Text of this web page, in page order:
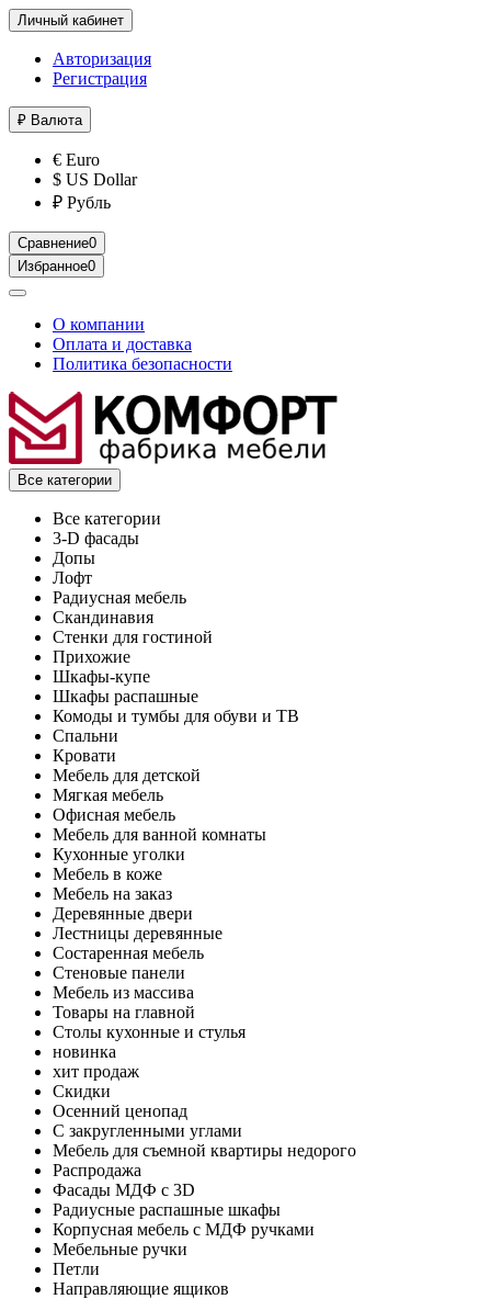
Личный кабинет
Авторизация
Регистрация
₽ Валюта
€ Euro
$ US Dollar
₽ Рубль
Сравнение0
Избранное0
О компании
Оплата и доставка
Политика безопасности
Все категории
Все категории
3-D фасады
Допы
Лофт
Радиусная мебель
Скандинавия
Стенки для гостиной
Прихожие
Шкафы-купе
Шкафы распашные
Комоды и тумбы для обуви и ТВ
Спальни
Кровати
Мебель для детской
Мягкая мебель
Офисная мебель
Мебель для ванной комнаты
Кухонные уголки
Мебель в коже
Мебель на заказ
Деревянные двери
Лестницы деревянные
Состаренная мебель
Стеновые панели
Мебель из массива
Товары на главной
Столы кухонные и стулья
новинка
хит продаж
Скидки
Осенний ценопад
С закругленными углами
Мебель для съемной квартиры недорого
Распродажа
Фасады МДФ с 3D
Радиусные распашные шкафы
Корпусная мебель с МДФ ручками
Мебельные ручки
Петли
Направляющие ящиков